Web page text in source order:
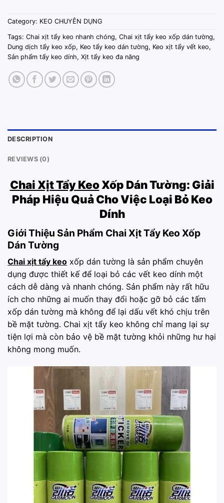
Category: KEO CHUYÊN DỤNG
Tags: Chai xịt tẩy keo nhanh chóng, Chai xịt tẩy keo xốp dán tường,
Dung dịch tẩy keo xốp, Keo tẩy keo dán tường, Keo xịt tẩy vết keo,
Sản phẩm tẩy keo dính, Xịt tẩy keo đa năng
DESCRIPTION
REVIEWS (0)
Chai Xịt Tẩy KeoXốp Dán Tường: Giải
Pháp Hiệu Quả Cho Việc Loại Bỏ Keo
Dính
Giới Thiệu Sản Phẩm Chai Xịt Tẩy Keo Xốp
Dán Tường
Chai xịt tẩy keo xốp dán tường là sản phẩm chuyên
dụng được thiết kế để loại bỏ các vết keo dính một
cách dễ dàng và nhanh chóng. Sản phẩm này rất hữu
ích cho những ai muốn thay đổi hoặc gỡ bỏ các tấm
xốp dán tường mà không để lại dấu vết khó chịu trên
bề mặt tường. Chai xịt tẩy keo không chỉ mang lại sự
tiện lợi mà còn bảo vệ bề mặt tường khỏi những hư hại
không mong muốn.